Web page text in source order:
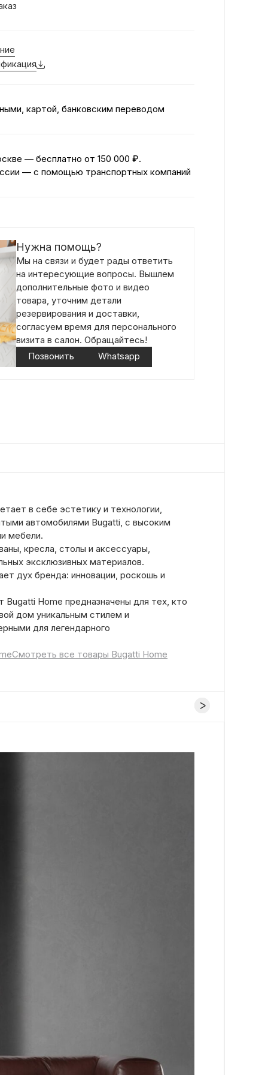
картой, банковским переводом
— бесплатно от 150 000 ₽.
— с помощью транспортных компаний
Нужна помощь?
Мы на связи и будет рады ответить
на интересующие вопросы. Вышлем
дополнительные фото и видео
товара, уточним детали
резервирования и доставки,
согласуем время для персонального
визита в салон. Обращайтесь!
Позвонить
Whatsapp
в себе эстетику и технологии,
автомобилями Bugatti, с высоким
мебели.
кресла, столы и аксессуары,
эксклюзивных материалов.
дух бренда: инновации, роскошь и
Home предназначены для тех, кто
дом уникальным стилем и
для легендарного
Смотреть все товары Bugatti Home